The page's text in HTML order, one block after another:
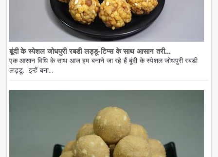
बूंदी के स्पेशल जोधपुरी रबडी लड्डू-टिप्स के साथ आसान तरी...
एक आसान विधि के साथ आज हम बनाने जा रहे हैं बूंदी के स्पेशल जोधपुरी रबडी
लड्डू. इन्हें बना...